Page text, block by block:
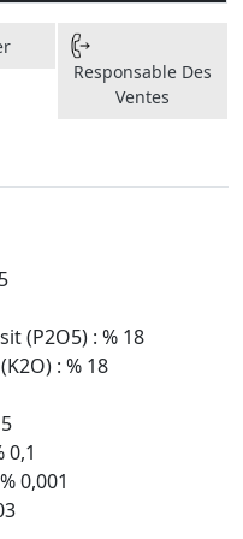
Responsable Des
Ventes
(P2O5) : % 18
: % 18
0,1
0,001